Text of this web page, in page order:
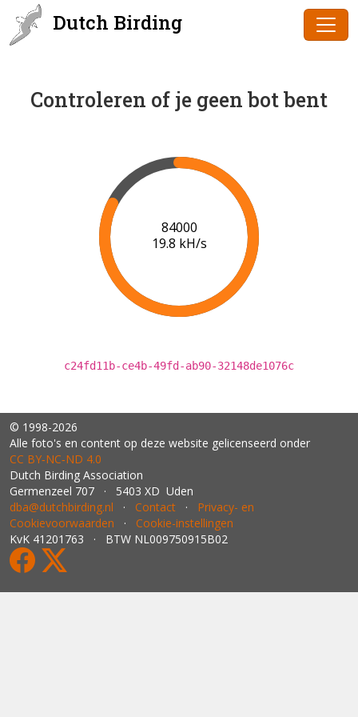
Dutch Birding
Controleren of je geen bot bent
86000
19.9 kH/s
c24fd11b-ce4b-49fd-ab90-32148de1076c
© 1998-2026
Alle foto's en content op deze website gelicenseerd onder
CC BY‑NC‑ND 4.0
Dutch Birding Association
Germenzeel 707 · 5403 XD Uden
dba@dutchbirding.nl · Contact · Privacy- en
Cookievoorwaarden · Cookie-instellingen
KvK 41201763 · BTW NL009750915B02